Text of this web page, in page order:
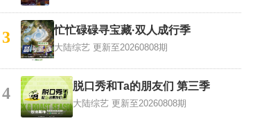
3 忙忙碌碌寻宝藏·双人成行季
大陆综艺 更新至20260808期
4 脱口秀和Ta的朋友们 第三季
大陆综艺 更新至20260808期